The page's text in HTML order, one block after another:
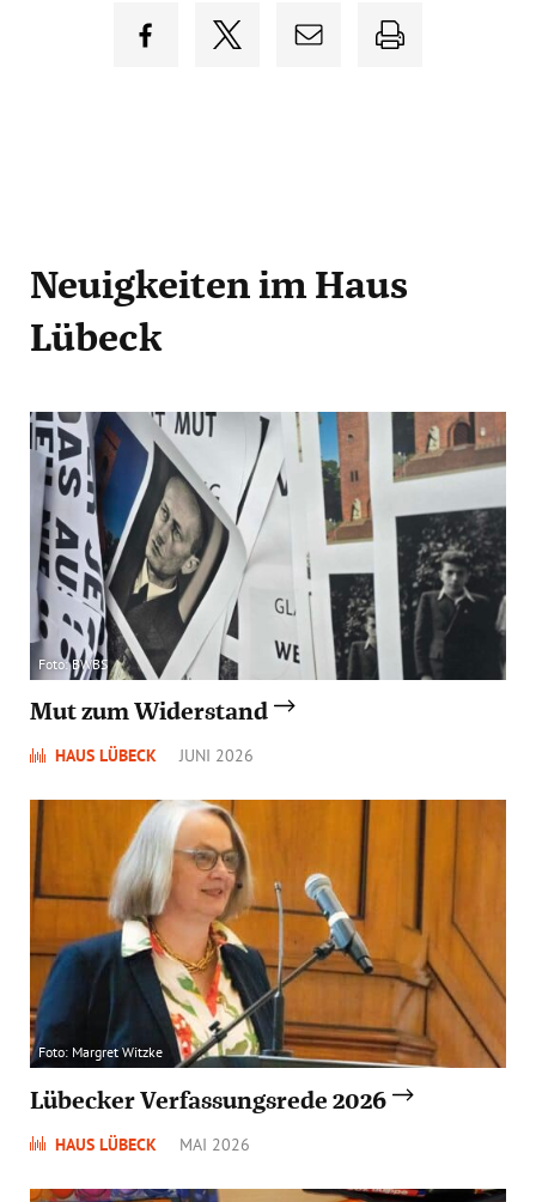
Neuigkeitenim Haus
Lübeck
Foto: BWBS
Mut zum Widerstand
HAUS LÜBECK JUNI 2026
Foto: Margret Witzke
Lübecker Verfassungsrede 2026
HAUS LÜBECK MAI 2026